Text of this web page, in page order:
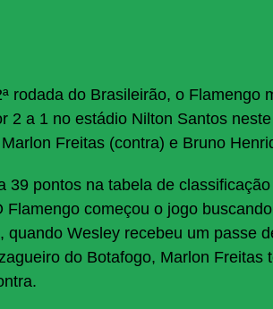
rodada do Brasileirão, o Flamengo
2 a 1 no estádio Nilton Santos
Freitas (contra) e Bruno
39 pontos na tabela de
começou o jogo
Wesley recebeu um passe
do Botafogo, Marlon Freitas